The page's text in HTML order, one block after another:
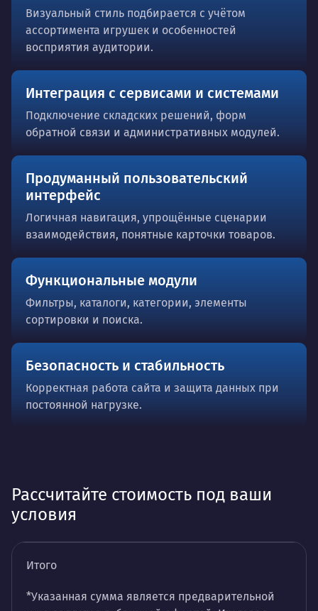
Визуальный стиль подбирается с учётом
ассортимента игрушек и особенностей
восприятия аудитории.
Интеграция с сервисами и системами
Подключение складских решений, форм
обратной связи и административных модулей.
Продуманный пользовательский
интерфейс
Логичная навигация, упрощённые сценарии
взаимодействия, понятные карточки товаров.
Функциональные модули
Фильтры, каталоги, категории, элементы
сортировки и поиска.
Безопасность и стабильность
Корректная работа сайта и защита данных при
постоянной нагрузке.
Рассчитайте стоимость под ваши
условия
Итого
*Указанная сумма является предварительной